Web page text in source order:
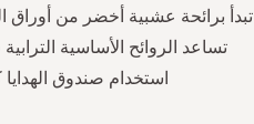
تبدأ برائحة عشبية أخضر من
تساعد الروائح الأساسية
استخدام صندوق